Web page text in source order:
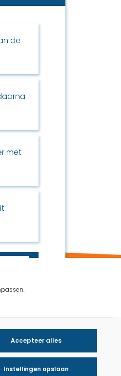
de
met
Accepteer alles
Instellingen opslaan